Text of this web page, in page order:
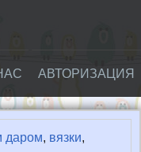
АВТОРИЗАЦИЯ
даром, вязки,